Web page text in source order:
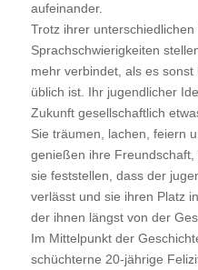
aufeinander.
Trotz ihrer
Sprachschwierigkeiten
mehr verbindet, als es
üblich ist. Ihr jugendlicher
Zukunft gesellschaftlich
Sie träumen, lachen, feiern
genießen ihre
sie feststellen, dass der
verlässt und sie ihren Platz
der ihnen längst von der
Im Mittelpunkt der
schüchterne 20-jährige